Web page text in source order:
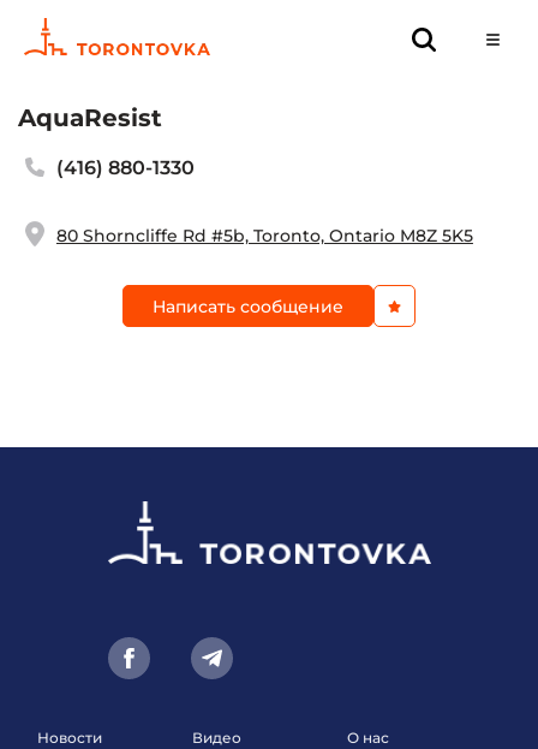
AquaResist
(416) 880-1330
80 Shorncliffe Rd #5b, Toronto, Ontario M8Z 5K5
Написать сообщение
Новости
Видео
О нас